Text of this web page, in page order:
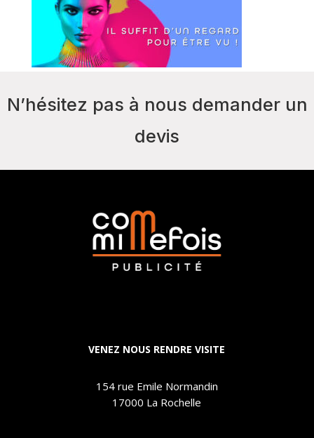
N’hésitez pas à nous demander un
devis
VENEZ NOUS RENDRE VISITE
154 rue Emile Normandin
17000 La Rochelle